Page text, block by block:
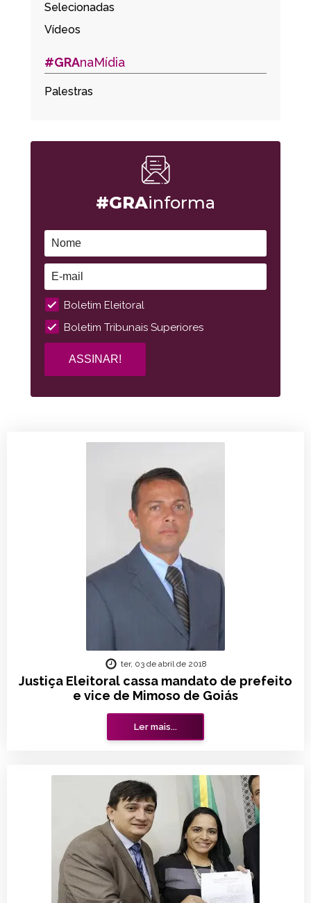
Justiça Eleitoral cassa mandato de prefeito
e vice de Mimoso de Goiás
ter, 03 de abril de 2018
Ler mais...
Selecionadas
Vídeos
#GRAnaMídia
Palestras
#GRAinforma
Boletim Eleitoral
Boletim Tribunais Superiores